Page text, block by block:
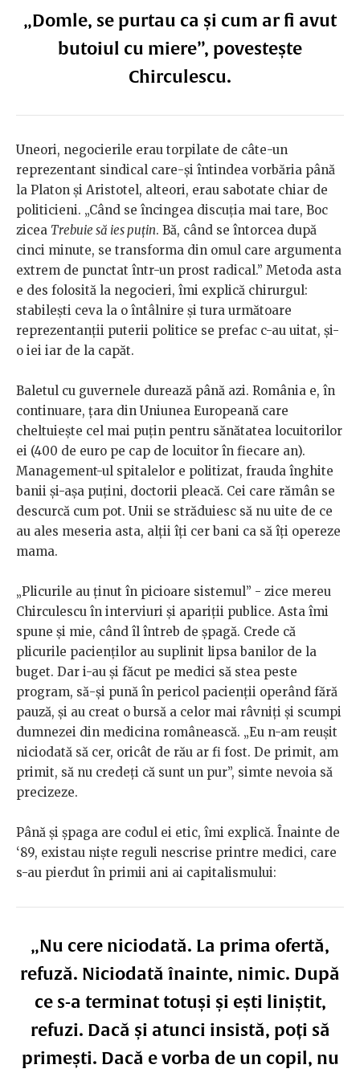
„Domle, se purtau ca și cum ar fi avut
butoiul cu miere”, povestește
Chirculescu.
Uneori, negocierile erau torpilate de câte-un
reprezentant sindical care-și întindea vorbăria până
la Platon și Aristotel, alteori, erau sabotate chiar de
politicieni. „Când se încingea discuția mai tare, Boc
zicea Trebuie să ies puțin. Bă, când se întorcea după
cinci minute, se transforma din omul care argumenta
extrem de punctat într-un prost radical.” Metoda asta
e des folosită la negocieri, îmi explică chirurgul:
stabilești ceva la o întâlnire și tura următoare
reprezentanții puterii politice se prefac c-au uitat, și-
o iei iar de la capăt.
Baletul cu guvernele durează până azi. România e, în
continuare, țara din Uniunea Europeană care
cheltuiește cel mai puțin pentru sănătatea locuitorilor
ei (400 de euro pe cap de locuitor în fiecare an).
Management-ul spitalelor e politizat, frauda înghite
banii și-așa puțini, doctorii pleacă. Cei care rămân se
descurcă cum pot. Unii se străduiesc să nu uite de ce
au ales meseria asta, alții îți cer bani ca să îți opereze
mama.
„Plicurile au ținut în picioare sistemul” - zice mereu
Chirculescu în interviuri și apariții publice. Asta îmi
spune și mie, când îl întreb de șpagă. Crede că
plicurile pacienților au suplinit lipsa banilor de la
buget. Dar i-au și făcut pe medici să stea peste
program, să-și pună în pericol pacienții operând fără
pauză, și au creat o bursă a celor mai râvniți și scumpi
dumnezei din medicina românească. „Eu n-am reușit
niciodată să cer, oricât de rău ar fi fost. De primit, am
primit, să nu credeți că sunt un pur”, simte nevoia să
precizeze.
Până și șpaga are codul ei etic, îmi explică. Înainte de
‘89, existau niște reguli nescrise printre medici, care
s-au pierdut în primii ani ai capitalismului:
„Nu cere niciodată. La prima ofertă,
refuză. Niciodată înainte, nimic. După
ce s-a terminat totuși și ești liniștit,
refuzi. Dacă și atunci insistă, poți să
primești. Dacă e vorba de un copil, nu